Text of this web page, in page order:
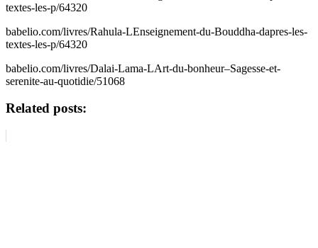
textes-les-p/64320
babelio.com/livres/Rahula-LEnseignement-du-Bouddha-dapres-les-
textes-les-p/64320
babelio.com/livres/Dalai-Lama-LArt-du-bonheur–Sagesse-et-
serenite-au-quotidie/51068
Related posts: